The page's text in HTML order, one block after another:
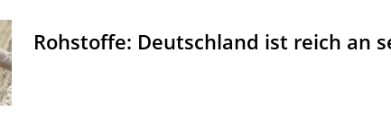
Rohstoffe: Deutschland ist reich an